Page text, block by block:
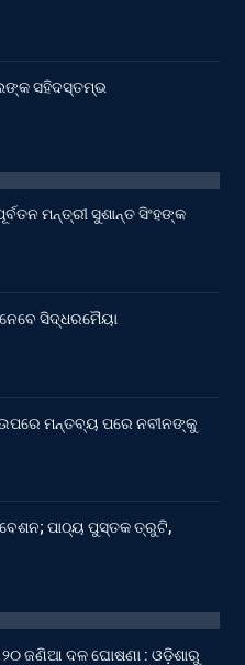
ସହିଦସ୍ତମ୍ଭ
ମନ୍ତ୍ରୀ ସୁଶାନ୍ତ ସିଂହଙ୍କ
ସିଦ୍ଧରମୈୟା
ମନ୍ତବ୍ୟ ପରେ ନବୀନଙ୍କୁ
ପାଠ୍ୟ ପୁସ୍ତକ ତ୍ରୁଟି,
୨୦ ଜଣିଆ ଦଳ ଘୋଷଣା : ଓଡ଼ିଶାରୁ